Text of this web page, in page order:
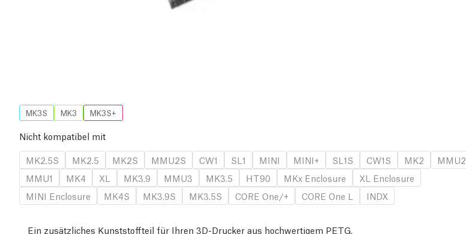
MK3S MK3 MK3S+
Nicht kompatibel mit
MK2.5S
MK2.5 MK2S MMU2S CW1 SL1 MINI MINI+ SL1S CW1S MK2
MMU2
MMU1
MK4 XL MK3.9 MMU3 MK3.5 HT90 MKx Enclosure
XL Enclosure
MINI Enclosure
MK4S MK3.9S MK3.5S CORE One/+ CORE One L INDX
Ein zusätzliches Kunststoffteil für Ihren 3D-Drucker aus hochwertigem PETG.